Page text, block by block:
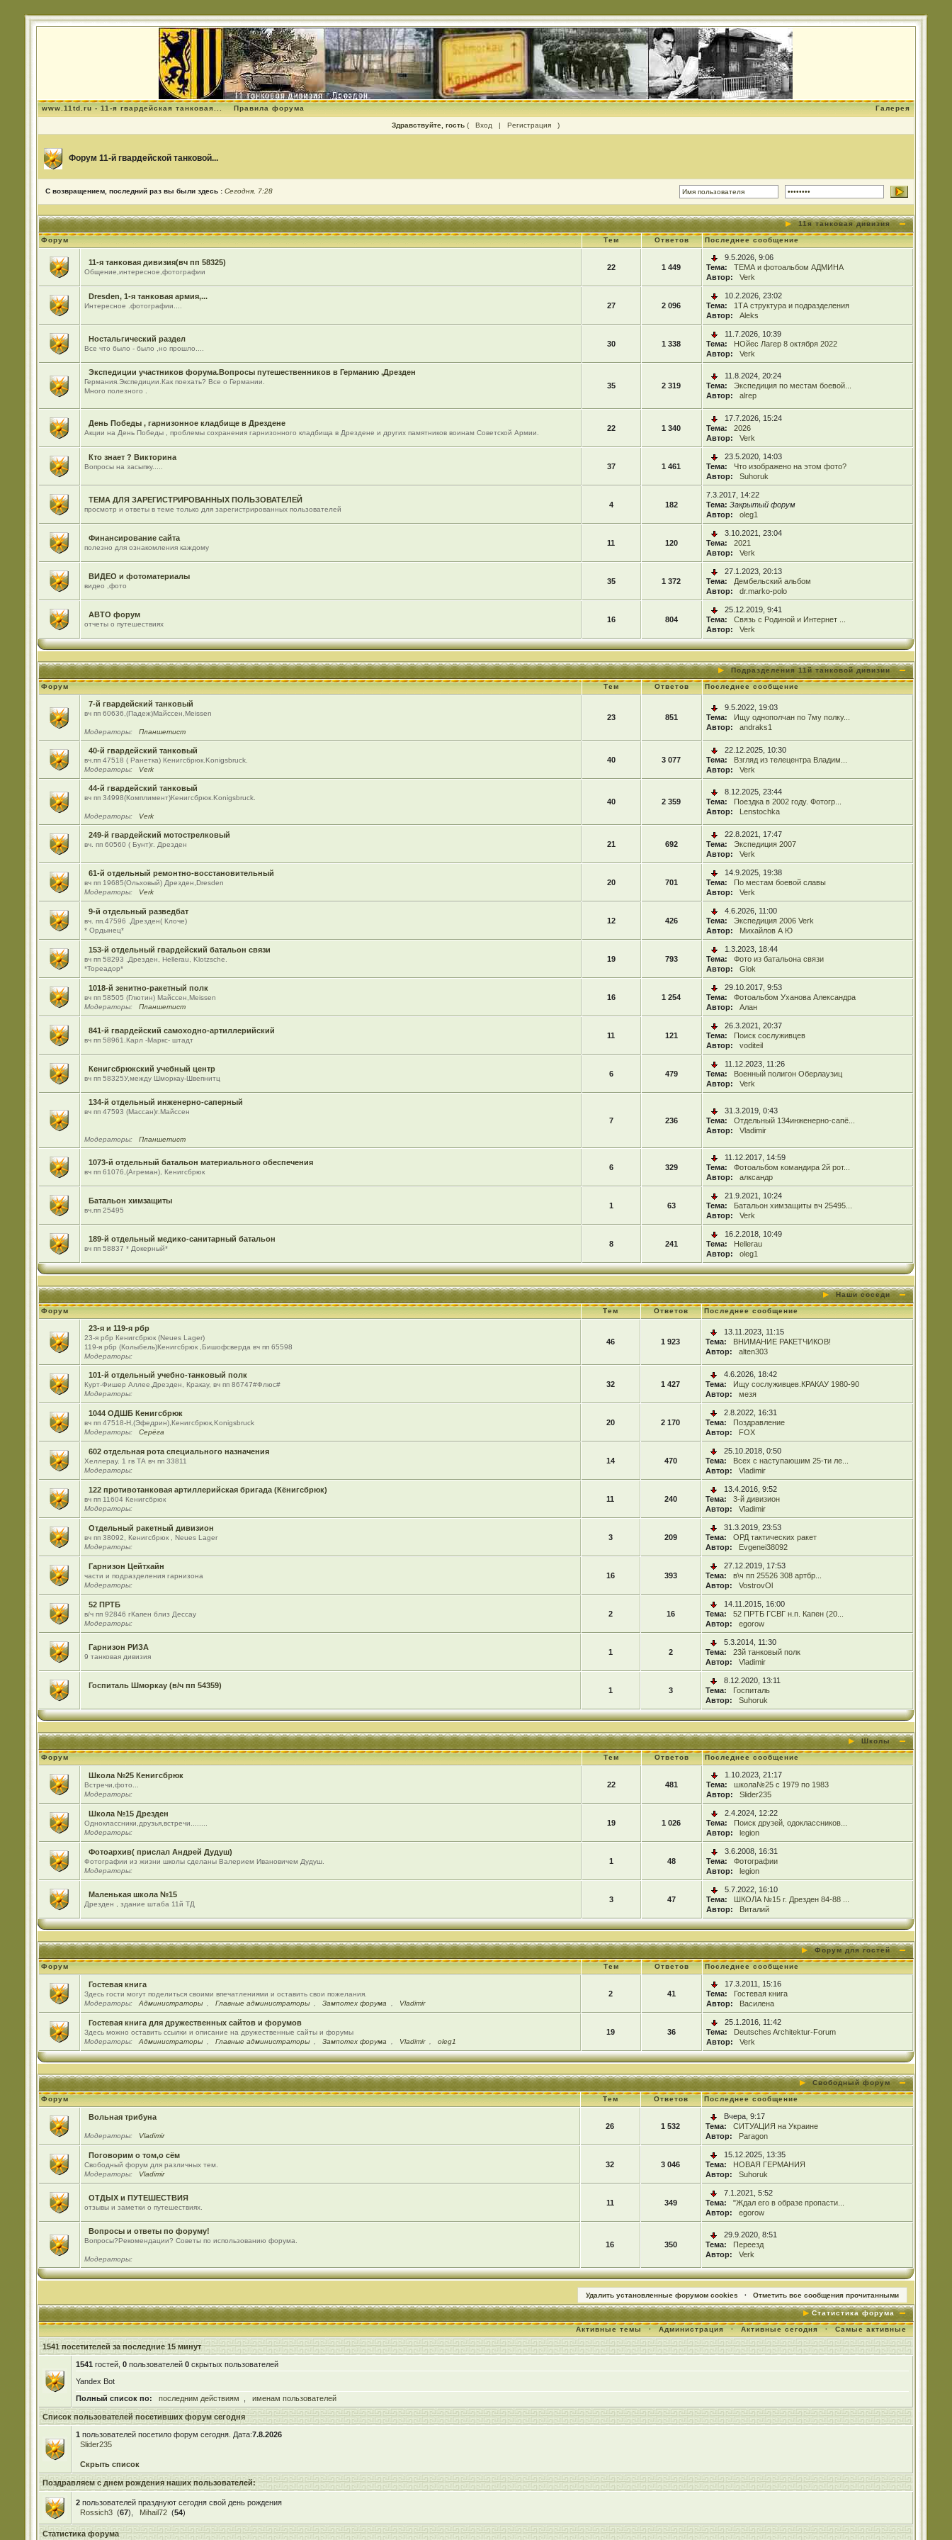
www.11td.ru - 11-я гвардейская танковая... Правила форума Галерея
Здравствуйте, гость ( Вход | Регистрация )
Форум 11-й гвардейской танковой...
С возвращением, последний раз вы были здесь : Сегодня, 7:28
11я танковая дивизия
Форум Тем Ответов Последнее сообщение
11-я танковая дивизия(вч пп 58325)
Общение,интересное,фотографии
22 1 449
9.5.2026, 9:06
Тема:
ТЕМА и фотоальбом АДМИНА
Автор:
Verk
Dresden, 1-я танковая армия,...
Интересное .фотографии.... 27 2 096
10.2.2026, 23:02
Тема:
1ТА структура и подразделения
Автор:
Aleks
Ностальгический раздел
Все что было - было ,но прошло....
30 1 338
11.7.2026, 10:39
Тема:
НОйес Лагер 8 октября 2022
Автор:
Verk
Экспедиции участников форума.Вопросы путешественников в Германию ,Дрезден
Германия.Экспедиции.Как поехать? Все о Германии.
Много полезного .
35 2 319
11.8.2024, 20:24
Тема:
Экспедиция по местам боевой...
Автор:
alrep
День Победы , гарнизонное кладбище в Дрездене
Акции на День Победы , проблемы сохранения гарнизонного кладбища в Дрездене и других памятников воинам Советской Армии.
22 1 340
17.7.2026, 15:24
Тема:
2026
Автор:
Verk
Кто знает ? Викторина
Вопросы на засыпку..... 37 1 461
23.5.2020, 14:03
Тема:
Что изображено на этом фото?
Автор:
Suhoruk
ТЕМА ДЛЯ ЗАРЕГИСТРИРОВАННЫХ ПОЛЬЗОВАТЕЛЕЙ
просмотр и ответы в теме только для зарегистрированных пользователей
4 182
7.3.2017, 14:22
Тема: Закрытый форум
Автор:
oleg1
Финансирование сайта
полезно для ознакомления каждому
11 120
3.10.2021, 23:04
Тема:
2021
Автор:
Verk
ВИДЕО и фотоматериалы
видео ,фото
35 1 372
27.1.2023, 20:13
Тема:
Дембельский альбом
Автор:
dr.marko-polo
АВТО форум
отчеты о путешествиях
16 804
25.12.2019, 9:41
Тема:
Связь с Родиной и Интернет ...
Автор:
Verk
Подразделения 11й танковой дивизии
Форум Тем Ответов Последнее сообщение
7-й гвардейский танковый
вч пп 60636,(Падеж)Майсcен,Meissen
Модераторы: Планшетист
23 851
9.5.2022, 19:03
Тема:
Ищу однополчан по 7му полку...
Автор:
andraks1
40-й гвардейский танковый
вч.пп 47518 ( Ранетка) Кенигсбрюк.Konigsbruck.
Модераторы:
Verk
40 3 077
22.12.2025, 10:30
Тема:
Взгляд из телецентра Владим...
Автор:
Verk
44-й гвардейский танковый
вч пп 34998(Комплимент)Кенигсбрюк.Konigsbruck.
Модераторы: Verk
40 2 359
8.12.2025, 23:44
Тема:
Поездка в 2002 году. Фотогр...
Автор:
Lenstochka
249-й гвардейский мотострелковый
вч. пп 60560 ( Бунт)г. Дрезден 21 692
22.8.2021, 17:47
Тема:
Экспедиция 2007
Автор:
Verk
61-й отдельный ремонтно-восстановительный
вч пп 19685(Ольховый) Дрезден,Dresden
Модераторы:
Verk
20 701
14.9.2025, 19:38
Тема:
По местам боевой славы
Автор:
Verk
9-й отдельный разведбат
вч. пп.47596 .Дрезден( Клоче)
* Ордынец*
12 426
4.6.2026, 11:00
Тема:
Экспедиция 2006 Verk
Автор:
Михайлов А Ю
153-й отдельный гвардейский батальон связи
вч пп 58293 ,Дрезден, Hellerau, Klotzsche.
*Тореадор*
19 793
1.3.2023, 18:44
Тема:
Фото из батальона связи
Автор:
Glok
1018-й зенитно-ракетный полк
вч пп 58505 (Глютин) Майсcен,Meissen
Модераторы:
Планшетист
16 1 254
29.10.2017, 9:53
Тема:
Фотоальбом Уханова Александра
Автор:
Алан
841-й гвардейский самоходно-артиллерийский
вч пп 58961.Карл -Маркс- штадт
11 121
26.3.2021, 20:37
Тема:
Поиск сослуживцев
Автор:
voditeil
Кенигсбрюкский учебный центр
вч пп 58325У,между Шморкау-Швепнитц
6 479
11.12.2023, 11:26
Тема:
Военный полигон Оберлаузиц
Автор:
Verk
134-й отдельный инженерно-саперный
вч пп 47593 (Массан)г.Майссен
Модераторы: Планшетист
7 236
31.3.2019, 0:43
Тема:
Отдельный 134инженерно-сапё...
Автор:
Vladimir
1073-й отдельный батальон материального обеспечения
вч пп 61076,(Агреман), Кенигсбрюк
6 329
11.12.2017, 14:59
Тема:
Фотоальбом командира 2й рот...
Автор:
алксандр
Батальон химзащиты
вч.пп 25495
1 63
21.9.2021, 10:24
Тема:
Батальон химзащиты вч 25495...
Автор:
Verk
189-й отдельный медико-санитарный батальон
вч пп 58837 * Докерный*
8 241
16.2.2018, 10:49
Тема:
Hellerau
Автор:
oleg1
Наши соседи
Форум Тем Ответов Последнее сообщение
23-я и 119-я рбр
23-я рбр Кенигсбрюк (Neues Lager)
119-я рбр (Колыбель)Кенигсбрюк ,Бишофсверда вч пп 65598
Модераторы:
46 1 923
13.11.2023, 11:15
Тема:
ВНИМАНИЕ РАКЕТЧИКОВ!
Автор:
alten303
101-й отдельный учебно-танковый полк
Курт-Фишер Аллее,Дрезден, Кракау, вч пп 86747#Флюс#
Модераторы:
32 1 427
4.6.2026, 18:42
Тема:
Ищу сослуживцев.КРАКАУ 1980-90
Автор:
мезя
1044 ОДШБ Кенигсбрюк
вч пп 47518-Н,(Эфедрин),Кенигсбрюк,Konigsbruck
Модераторы:
Серёга
20 2 170
2.8.2022, 16:31
Тема:
Поздравление
Автор:
FOX
602 отдельная рота специального назначения
Хеллерау. 1 гв ТА вч пп 33811
Модераторы:
14 470
25.10.2018, 0:50
Тема:
Всех с наступаюшим 25-ти ле...
Автор:
Vladimir
122 противотанковая артиллерийская бригада (Кёнигсбрюк)
вч пп 11604 Кенигсбрюк
Модераторы:
11 240
13.4.2016, 9:52
Тема:
3-й дивизион
Автор:
Vladimir
Отдельный ракетный дивизион
вч пп 38092, Кенигсбрюк , Neues Lager
Модераторы:
3 209
31.3.2019, 23:53
Тема:
ОРД тактических ракет
Автор:
Evgenei38092
Гарнизон Цейтхайн
части и подразделения гарнизона
Модераторы:
16 393
27.12.2019, 17:53
Тема:
в\ч пп 25526 308 артбр...
Автор:
VostrovOl
52 ПРТБ
в/ч пп 92846 гКапен близ Дессау
Модераторы:
2 16
14.11.2015, 16:00
Тема:
52 ПРТБ ГСВГ н.п. Капен (20...
Автор:
egorow
Гарнизон РИЗА
9 танковая дивизия
1 2
5.3.2014, 11:30
Тема:
23й танковый полк
Автор:
Vladimir
Госпиталь Шморкау (в/ч пп 54359)
1 3
8.12.2020, 13:11
Тема:
Госпиталь
Автор:
Suhoruk
Школы
Форум Тем Ответов Последнее сообщение
Школа №25 Кенигсбрюк
Встречи,фото...
Модераторы:
22 481
1.10.2023, 21:17
Тема:
школа№25 с 1979 по 1983
Автор:
Slider235
Школа №15 Дрезден
Одноклассники,друзья,встречи........
Модераторы:
19 1 026
2.4.2024, 12:22
Тема:
Поиск друзей, одоклассников...
Автор:
legion
Фотоархив( прислал Андрей Дудуш)
Фотографии из жизни школы сделаны Валерием Ивановичем Дудуш.
Модераторы:
1 48
3.6.2008, 16:31
Тема:
Фотографии
Автор:
legion
Маленькая школа №15
Дрезден , здание штаба 11й ТД
3 47
5.7.2022, 16:10
Тема:
ШКОЛА №15 г. Дрезден 84-88 ...
Автор:
Виталий
Форум для гостей
Форум Тем Ответов Последнее сообщение
Гостевая книга
Здесь гости могут поделиться своими впечатлениями и оставить свои пожелания.
Модераторы:
Администраторы Главные администраторы Зампотех форума Vladimir
2 41
17.3.2011, 15:16
Тема:
Гостевая книга
Автор:
Василена
Гостевая книга для дружественных сайтов и форумов
Здесь можно оставить ссылки и описание на дружественные сайты и форумы
Модераторы:
Администраторы Главные администраторы Зампотех форума Vladimir oleg1
19 36
25.1.2016, 11:42
Тема:
Deutsches Architektur-Forum
Автор:
Verk
Свободный форум
Форум Тем Ответов Последнее сообщение
Вольная трибуна
Модераторы: Vladimir
26 1 532
Вчера, 9:17
Тема:
СИТУАЦИЯ на Украине
Автор:
Paragon
Поговорим о том,о сём
Свободный форум для различных тем.
Модераторы:
Vladimir
32 3 046
15.12.2025, 13:35
Тема:
НОВАЯ ГЕРМАНИЯ
Автор:
Suhoruk
ОТДЫХ и ПУТЕШЕСТВИЯ
отзывы и заметки о путешествиях.
11 349
7.1.2021, 5:52
Тема:
"Ждал его в образе пропасти...
Автор:
egorow
Вопросы и ответы по форуму!
Вопросы?Рекомендации? Советы по использованию форума.
Модераторы:
16 350
29.9.2020, 8:51
Тема:
Переезд
Автор:
Verk
Удалить установленные форумом cookies · Отметить все сообщения прочитанными
Статистика форума
Активные темы · Администрация · Активные сегодня · Самые активные
1541 посетителей за последние 15 минут
1541 гостей, 0пользователей 0скрытых пользователей
Yandex Bot
Полный список по:
последним действиям именам пользователей
Список пользователей посетивших форум сегодня
1 пользователей посетило форум сегодня. Дата:7.8.2026
Slider235
Скрыть список
Поздравляем с днем рождения наших пользователей:
2пользователей празднуют сегодня свой день рождения
Rossich3 (67), Mihail72 (54)
Статистика форума